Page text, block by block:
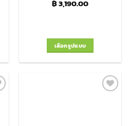
฿3,190.00
เลือกรูปแบบ